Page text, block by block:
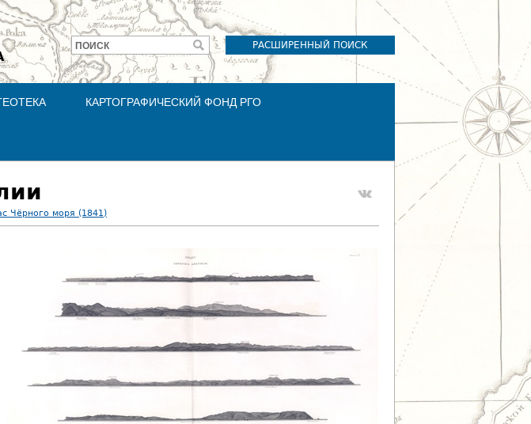
РАСШИРЕННЫЙ ПОИСК
Форма
поиска
ПОИСК
КАРТОГРАФИЧЕСКИЙ ФОНД РГО
Чёрного моря (1841)